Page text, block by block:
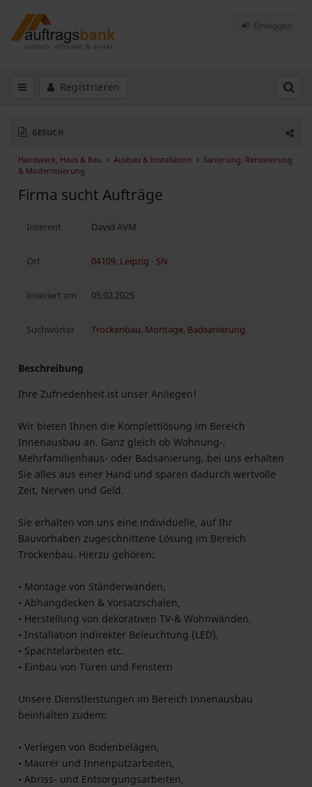
Einloggen
Registrieren
GESUCH
Handwerk, Haus & Bau Ausbau & Installation
Sanierung, Renovierung
& Modernisierung
Firma sucht Aufträge
Inserent David AVM
Ort 04109, Leipzig - SN
Inseriert am 05.02.2025
Suchwörter Trockenbau, Montage, Badsanierung
Beschreibung
Ihre Zufriedenheit ist unser Anliegen!
Wir bieten Ihnen die Komplettlösung im Bereich
Innenausbau an. Ganz gleich ob Wohnung-,
Mehrfamilienhaus- oder Badsanierung, bei uns erhalten
Sie alles aus einer Hand und sparen dadurch wertvolle
Zeit, Nerven und Geld.
Sie erhalten von uns eine individuelle, auf Ihr
Bauvorhaben zugeschnittene Lösung im Bereich
Trockenbau. Hierzu gehören:
• Montage von Ständerwänden,
• Abhangdecken & Vorsatzschalen,
• Herstellung von dekorativen TV-& Wohnwänden,
• Installation indirekter Beleuchtung (LED),
• Spachtelarbeiten etc.
• Einbau von Türen und Fenstern
Unsere Dienstleistungen im Bereich Innenausbau
beinhalten zudem:
• Verlegen von Bodenbelägen,
• Maurer und Innenputzarbeiten,
• Abriss- und Entsorgungsarbeiten,